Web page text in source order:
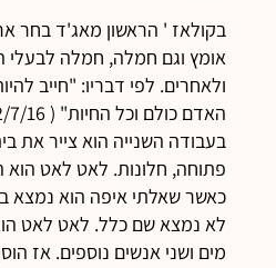
בקולאז ' הראשון מאג'ד בחר
אומץ וגם חמלה, חמלה לבעלי
ולאחרים. לפי דבריו: "חייב
האדם כולם וכל החיות" ( 2/7/16 )
בעבודה השנייה הוא צייר את
פתוחה, חלונות. לאט לאט הוא
כאשר שאלתי איפה הוא נמצא
לא נמצא שם כלל. לאט לאט
מים ושני אנשים נוספים. אז